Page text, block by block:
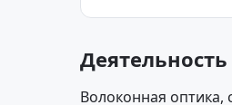
Деятельность
Волоконная оптика,